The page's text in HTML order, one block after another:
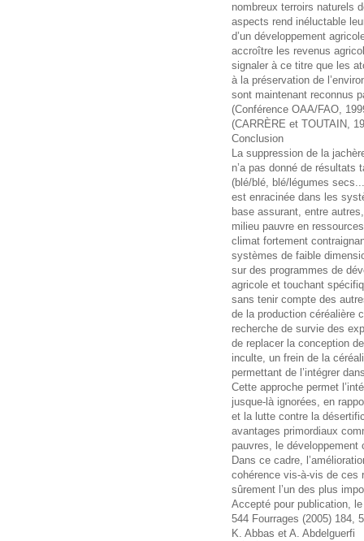
nombreux terroirs naturels
aspects rend inéluctable
d’un développement
accroître les revenus
signaler à ce titre que les
à la préservation de
sont maintenant reconnus
(Conférence OAA/FAO,
(CARRÈRE et TOUTAIN,
Conclusion
La suppression de la
n’a pas donné de résultats
(blé/blé, blé/légumes
est enracinée dans les
base assurant, entre
milieu pauvre en
climat fortement
systèmes de faible
sur des programmes de
agricole et touchant
sans tenir compte des
de la production céréalière
recherche de survie des
de replacer la conception
inculte, un frein de la
permettant de l’intégrer
Cette approche permet
jusque-là ignorées, en
et la lutte contre la
avantages primordiaux
pauvres, le
Dans ce cadre,
cohérence vis-à-vis de ces
sûrement l’un des plus
Accepté pour publication,
544 Fourrages (2005) 184,
K. Abbas et A. Abdelguerfi